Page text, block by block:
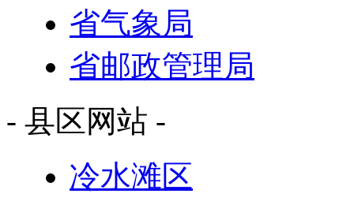
省气象局
省邮政管理局
- 县区网站 -
冷水滩区